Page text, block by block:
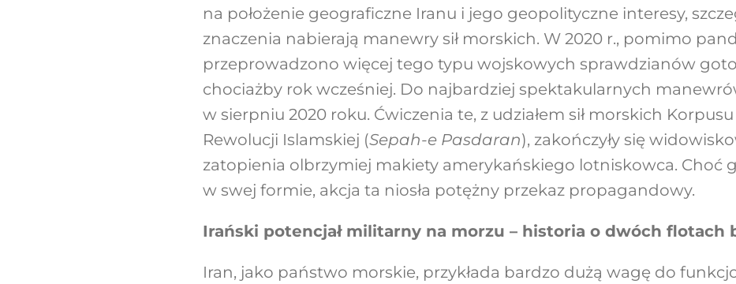
na położenie geograficzne Iranu i jego geopolityczne interesy,
znaczenia nabierają manewry sił morskich. W 2020 r., pomimo
przeprowadzono więcej tego typu wojskowych sprawdzianów
chociażby rok wcześniej. Do najbardziej spektakularnych
w sierpniu 2020 roku. Ćwiczenia te, z udziałem sił morskich
Rewolucji Islamskiej (Sepah-e Pasdaran), zakończyły się
zatopienia olbrzymiej makiety amerykańskiego lotniskowca. Choć
w swej formie, akcja ta niosła potężny przekaz propagandowy.
Irański potencjał militarny na morzu – historia o dwóch flotach
Iran, jako państwo morskie, przykłada bardzo dużą wagę do